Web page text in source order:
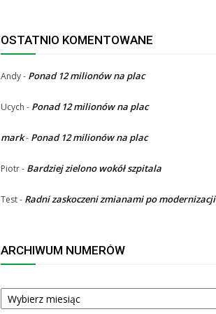
OSTATNIO KOMENTOWANE
Andy- Ponad 12 milionów na plac
Ucych - Ponad 12 milionów na plac
mark- Ponad 12 milionów na plac
Piotr- Bardziej zielono wokół szpitala
Test- Radni zaskoczeni zmianami po modernizacji
ARCHIWUM NUMERÓW
ARCHIWUM
NUMERÓW